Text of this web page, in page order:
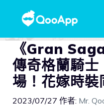
《Gran
傳奇格蘭騎
場！花嫁時裝
2023/07/27 作者: Mr.